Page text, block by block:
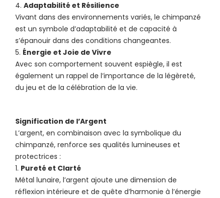
Adaptabilité et Résilience
Vivant dans des environnements variés, le chimpanzé
est un symbole d’adaptabilité et de capacité à
s’épanouir dans des conditions changeantes.
Énergie et Joie de Vivre
Avec son comportement souvent espiègle, il est
également un rappel de l’importance de la légèreté,
du jeu et de la célébration de la vie.
Signification de l’Argent
L’argent, en combinaison avec la symbolique du
chimpanzé, renforce ses qualités lumineuses et
protectrices :
Pureté et Clarté
Métal lunaire, l’argent ajoute une dimension de
réflexion intérieure et de quête d’harmonie à l’énergie